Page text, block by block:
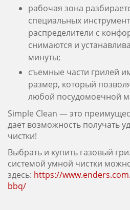
рабочая зона
специальных
распределители с
снимаются и
минуты;
съемные части грилей
размер, который
любой посудомоечной
Simple Clean — это
дает возможность получать
чистки!
Выбрать и купить газовый
системой умной чистки
здесь: https://
bbq/